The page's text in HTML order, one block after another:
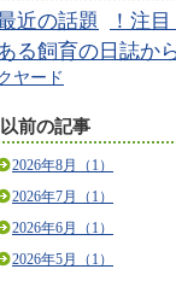
近の話題 ！注目
る飼育の日誌か
ヤード
以前の記事
2026年8月（1）
2026年7月（1）
2026年6月（1）
2026年5月（1）